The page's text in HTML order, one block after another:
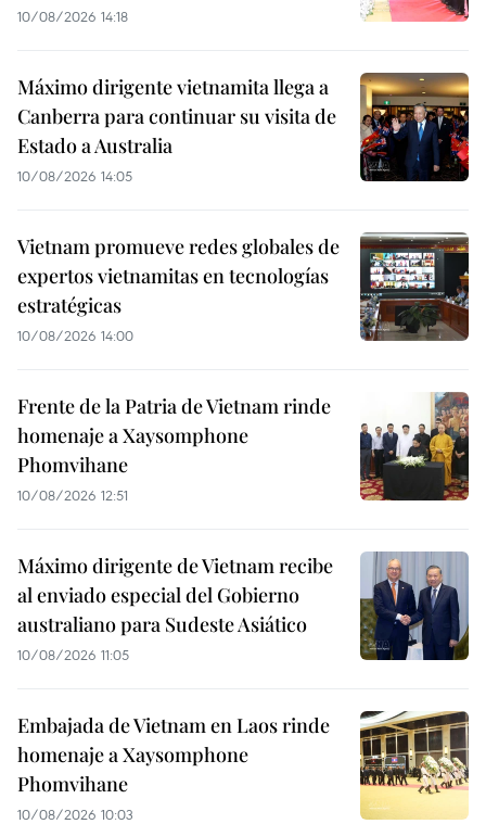
10/08/2026 14:18
Máximo dirigente vietnamita llega a
Canberra para continuar su visita de
Estado a Australia
10/08/2026 14:05
Vietnam promueve redes globales de
expertos vietnamitas en tecnologías
estratégicas
10/08/2026 14:00
Frente de la Patria de Vietnam rinde
homenaje a Xaysomphone
Phomvihane
10/08/2026 12:51
Máximo dirigente de Vietnam recibe
al enviado especial del Gobierno
australiano para Sudeste Asiático
10/08/2026 11:05
Embajada de Vietnam en Laos rinde
homenaje a Xaysomphone
Phomvihane
10/08/2026 10:03